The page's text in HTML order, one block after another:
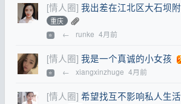
[情人圈] 我出差在江北区大石坝
重庆
⭐ ← runke 4月前
[情人圈] 我是一个真诚的小女孩
⭐ ← xiangxinzhuge 4月前
[情人圈] 希望找互不影响私人生